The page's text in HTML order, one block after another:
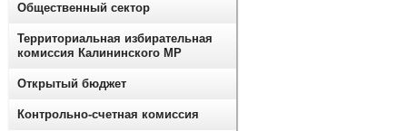
Общественный сектор
Территориальная избирательная
комиссия Калининского МР
Открытый бюджет
Контрольно-счетная комиссия